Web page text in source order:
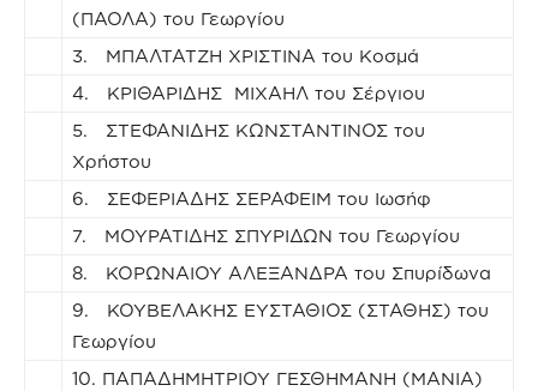
(ΠΑΟΛΑ) του Γεωργίου
3. ΜΠΑΛΤΑΤΖΗ ΧΡΙΣΤΙΝΑ του Κοσμά
4. ΚΡΙΘΑΡΙΔΗΣ ΜΙΧΑΗΛ του Σέργιου
5. ΣΤΕΦΑΝΙΔΗΣ ΚΩΝΣΤΑΝΤΙΝΟΣ του
Χρήστου
6. ΣΕΦΕΡΙΑΔΗΣ ΣΕΡΑΦΕΙΜ του Ιωσήφ
7. ΜΟΥΡΑΤΙΔΗΣ ΣΠΥΡΙΔΩΝ του Γεωργίου
8. ΚΟΡΩΝΑΙΟΥ ΑΛΕΞΑΝΔΡΑ του Σπυρίδωνα
9. ΚΟΥΒΕΛΑΚΗΣ ΕΥΣΤΑΘΙΟΣ (ΣΤΑΘΗΣ) του
Γεωργίου
10. ΠΑΠΑΔΗΜΗΤΡΙΟΥ ΓΕΣΘΗΜΑΝΗ (ΜΑΝΙΑ)